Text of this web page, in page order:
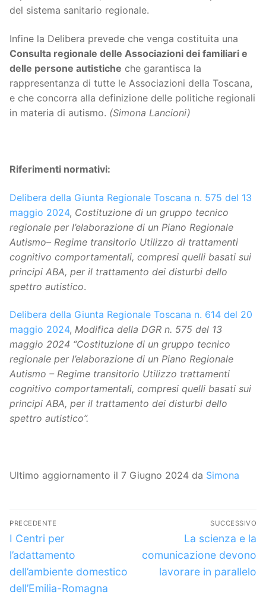
del sistema sanitario regionale.
Infine la Delibera prevede che venga costituita una
Consulta regionale delle Associazioni dei familiari e
delle persone autistiche che garantisca la
rappresentanza di tutte le Associazioni della Toscana,
e che concorra alla definizione delle politiche regionali
in materia di autismo. (Simona Lancioni)
Riferimenti normativi:
Delibera della Giunta Regionale Toscana n. 575 del 13
maggio 2024, Costituzione di un gruppo tecnico
regionale per l’elaborazione di un Piano Regionale
Autismo– Regime transitorio Utilizzo di trattamenti
cognitivo comportamentali, compresi quelli basati sui
principi ABA, per il trattamento dei disturbi dello
spettro autistico.
Delibera della Giunta Regionale Toscana n. 614 del 20
maggio 2024, Modifica della DGR n. 575 del 13
maggio 2024 “Costituzione di un gruppo tecnico
regionale per l’elaborazione di un Piano Regionale
Autismo – Regime transitorio Utilizzo trattamenti
cognitivo comportamentali, compresi quelli basati sui
principi ABA, per il trattamento dei disturbi dello
spettro autistico”.
Ultimo aggiornamento il 7 Giugno 2024 da Simona
Navigazione
articoli
PRECEDENTE
Articolo
precedente:
I Centri per
l’adattamento
dell’ambiente domestico
dell’Emilia-Romagna
SUCCESSIVO
Articolo
successivo:
La scienza e la
comunicazione devono
lavorare in parallelo